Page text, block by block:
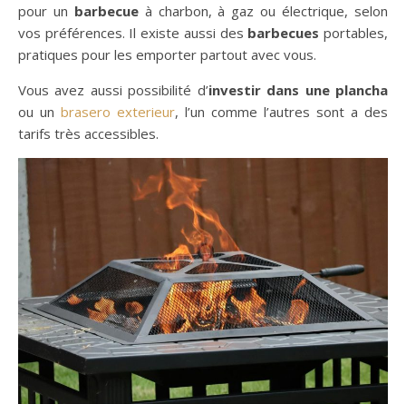
pour un barbecueà charbon, à gaz ou électrique, selon
vos préférences. Il existe aussi des barbecues portables,
pratiques pour les emporter partout avec vous.
Vous avez aussi possibilité d’investir dans une plancha
ou un brasero exterieur, l’un comme l’autres sont a des
tarifs très accessibles.